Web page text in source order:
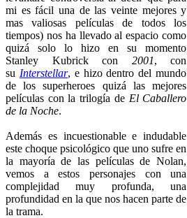
mi es fácil una de las veinte mejores y
mas valiosas películas de todos los
tiempos) nos ha llevado al espacio como
quizá solo lo hizo en su momento
Stanley Kubrick con 2001, con
su Interstellar, e hizo dentro del mundo
de los superheroes quizá las mejores
películas con la trilogía de El Caballero
de la Noche.
Además es incuestionable e indudable
este choque psicológico que uno sufre en
la mayoría de las películas de Nolan,
vemos a estos personajes con una
complejidad muy profunda, una
profundidad en la que nos hacen parte de
la trama.